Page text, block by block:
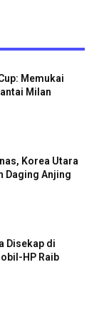
Memukai
Milan
Korea Utara
Daging Anjing
Disekap di
HP Raib